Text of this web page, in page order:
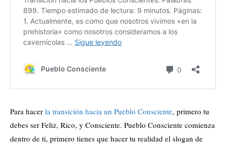
Para hacer la transición hacia un Pueblo Consciente, primero tu
debes ser Feliz, Rico, y Consciente. Pueblo Consciente comienza
dentro de ti, primero tienes que hacer tu realidad el slogan de